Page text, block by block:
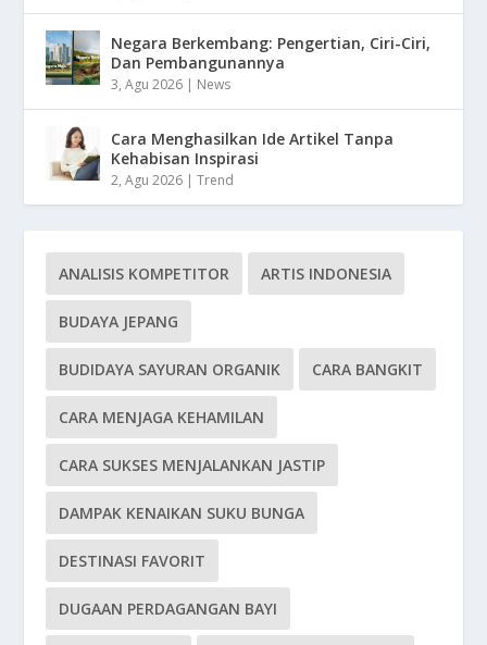
Negara Berkembang: Pengertian, Ciri-Ciri,
Dan Pembangunannya
3, Agu 2026 | News
Cara Menghasilkan Ide Artikel Tanpa
Kehabisan Inspirasi
2, Agu 2026 |Trend
ANALISIS KOMPETITOR ARTIS INDONESIA
BUDAYA JEPANG
BUDIDAYA SAYURAN ORGANIK CARA BANGKIT
CARA MENJAGA KEHAMILAN
CARA SUKSES MENJALANKAN JASTIP
DAMPAK KENAIKAN SUKU BUNGA
DESTINASI FAVORIT
DUGAAN PERDAGANGAN BAYI